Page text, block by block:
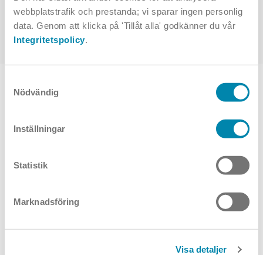
webbplatstrafik och prestanda; vi sparar ingen personlig
data. Genom att klicka på 'Tillåt alla' godkänner du vår
Integritetspolicy.
Nödvändig
Inställningar
Statistik
Marknadsföring
Visa detaljer
Gioco